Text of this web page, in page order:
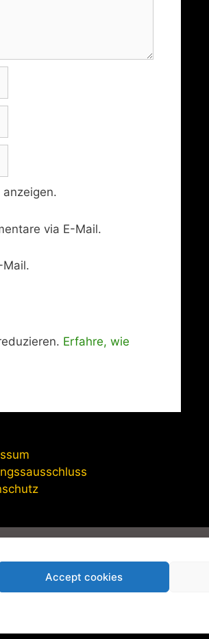
Accept cookies
via E-Mail.
Mail.
Erfahre, wie